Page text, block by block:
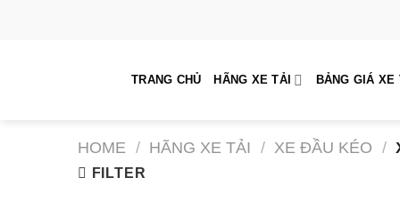
TRANG CHỦ HÃNG XE TẢI BẢNG GIÁ XE
HOME / HÃNG XE TẢI / XE ĐẦU KÉO /
FILTER